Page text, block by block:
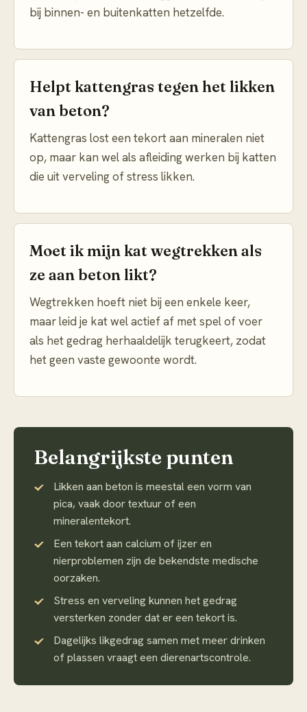
bij binnen- en buitenkatten hetzelfde.
Helpt kattengras tegen het likken
van beton?
Kattengras lost een tekort aan mineralen niet
op, maar kan wel als afleiding werken bij katten
die uit verveling of stress likken.
Moet ik mijn kat wegtrekken als
ze aan beton likt?
Wegtrekken hoeft niet bij een enkele keer,
maar leid je kat wel actief af met spel of voer
als het gedrag herhaaldelijk terugkeert, zodat
het geen vaste gewoonte wordt.
Belangrijkste punten
Likken aan beton is meestal een vorm van
pica, vaak door textuur of een
mineralentekort.
Een tekort aan calcium of ijzer en
nierproblemen zijn de bekendste medische
oorzaken.
Stress en verveling kunnen het gedrag
versterken zonder dat er een tekort is.
Dagelijks likgedrag samen met meer drinken
of plassen vraagt een dierenartscontrole.